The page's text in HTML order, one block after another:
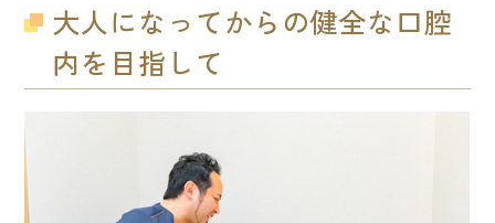
大人になってからの健全な口腔
内を目指して